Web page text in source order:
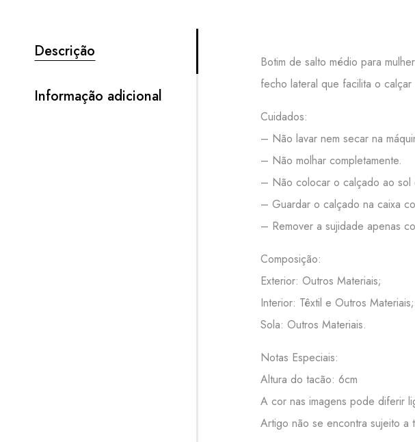
Descrição
Informação adicional
Botim de salto médio para
fecho lateral que facilita o
Cuidados:
– Não lavar nem secar na
– Não molhar completamente.
– Não colocar o calçado ao sol
– Guardar o calçado na caixa
– Remover a sujidade apenas
Composição:
Exterior: Outros Materiais;
Interior: Têxtil e Outros Materiais;
Sola: Outros Materiais.
Notas Especiais:
Altura do tacão: 6cm
A cor nas imagens pode diferir
Artigo não se encontra sujeito